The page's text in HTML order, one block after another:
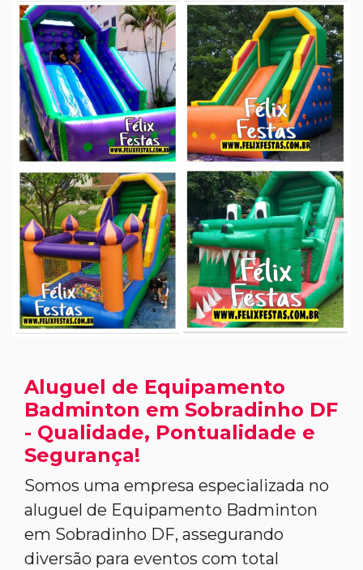
Aluguel de Equipamento
Badminton em Sobradinho DF
- Qualidade, Pontualidade e
Segurança!
Somos uma empresa especializada no
aluguel de Equipamento Badminton
em Sobradinho DF, assegurando
diversão para eventos com total